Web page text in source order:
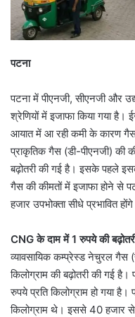
पटना
पटना में पीएनजी, सीएनजी और
श्रेणियों में इजाफा किया गया
आयात में आ रही कमी के कारण गैस
प्राकृतिक गैस (डी-पीएनजी) की
बढ़ोतरी की गई है। इसके पहले
गैस की कीमतों में इजाफा होने से
हजार उपभोक्ता सीधे प्रभावित
CNG के दाम में 1 रुपये की
व्यावसायिक कम्प्रेस्ड नेचुरल गैस
किलोग्राम की बढ़ोतरी की गई
रुपये प्रति किलोग्राम हो गया
किलोग्राम थे। इससे 40 हजार से